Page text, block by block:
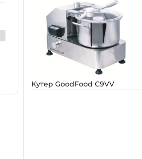
Кутер GoodFood C9VV